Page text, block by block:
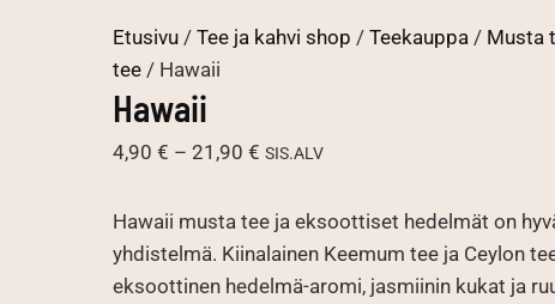
Etusivu / Tee ja kahvi shop / Teekauppa / Musta
tee / Hawaii
Hawaii
4,90 € – 21,90 € Hintaluokka:
-
21,90 €
SIS.ALV
Hawaii musta tee ja eksoottiset hedelmät on
yhdistelmä. Kiinalainen Keemum tee ja Ceylon
eksoottinen hedelmä-aromi, jasmiinin kukat ja